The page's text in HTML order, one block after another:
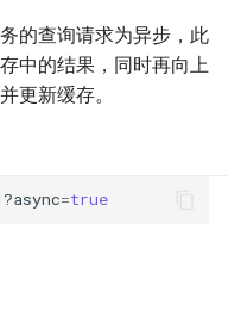
的查询请求为异步，此
中的结果，同时再向上
更新缓存。
=true